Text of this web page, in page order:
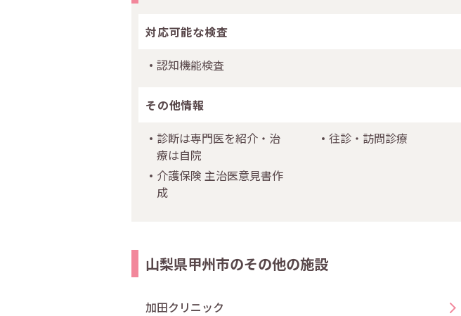
対応可能な検査
認知機能検査
その他情報
診断は専門医を紹介・治
療は自院
往診・訪問診療
介護保険 主治医意見書作
成
山梨県甲州市のその他の施設
加田クリニック